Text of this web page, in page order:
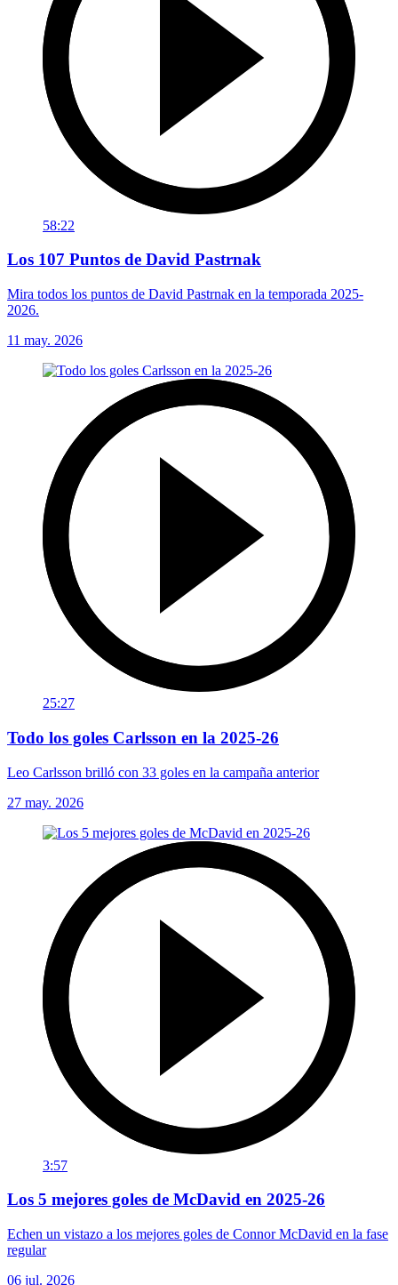
58:22
Los 107 Puntos de David Pastrnak
Mira todos los puntos de David Pastrnak en la temporada 2025-
2026.
11 may. 2026
25:27
Todo los goles Carlsson en la 2025-26
Leo Carlsson brilló con 33 goles en la campaña anterior
27 may. 2026
3:57
Los 5 mejores goles de McDavid en 2025-26
Echen un vistazo a los mejores goles de Connor McDavid en la fase
regular
06 jul. 2026